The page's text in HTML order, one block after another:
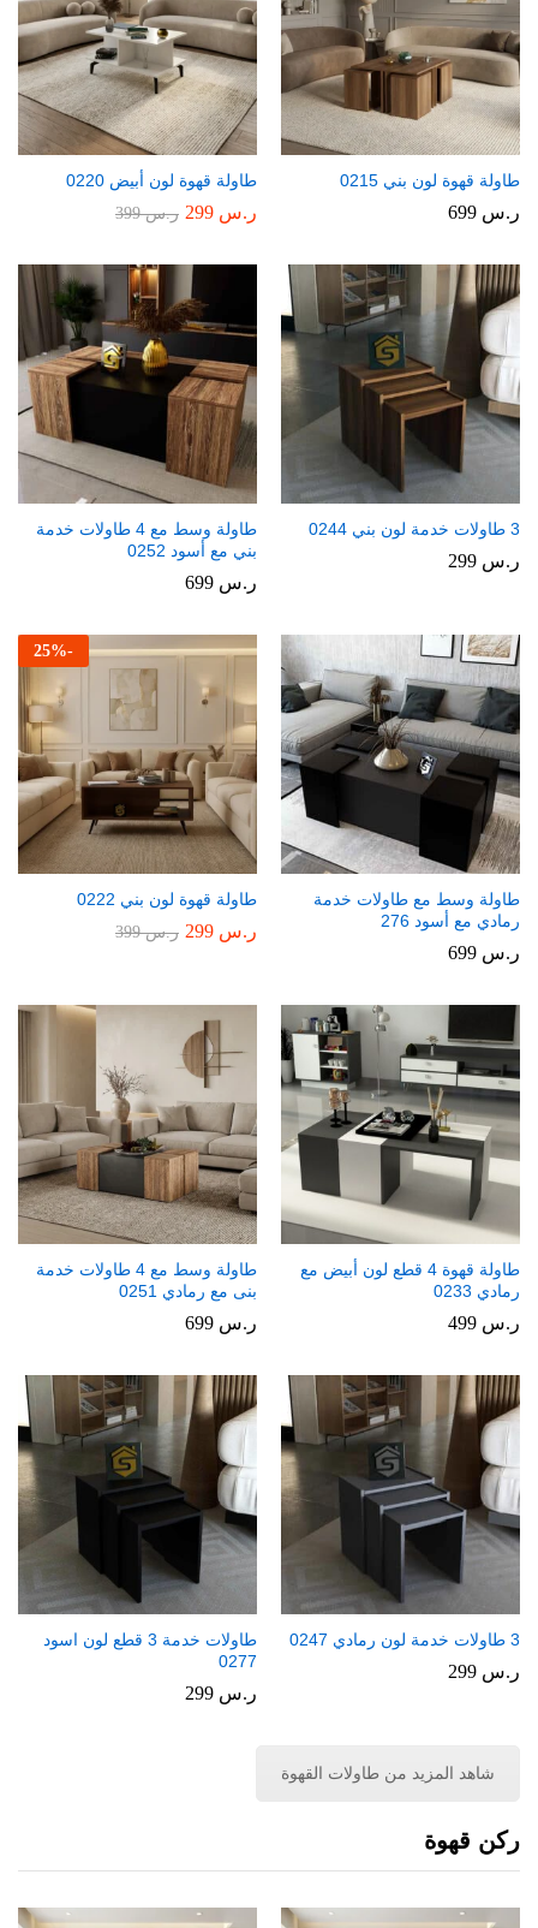
طاولة قهوة لون بني 0215
ر.س
طاولة قهوة لون أبيض 0220
ر.س ر.س399
3 طاولات خدمة لون بني 0244
ر.س
طاولة وسط مع 4 طاولات خدمة
بني مع أسود 0252
ر.س
طاولة وسط مع طاولات خدمة
رمادي مع أسود 276
ر.س
-
25%
طاولة قهوة لون بني 0222
ر.س ر.س399
طاولة قهوة 4 قطع لون أبيض مع
رمادي 0233
ر.س
طاولة وسط مع 4 طاولات خدمة
بنى مع رمادي 0251
ر.س
3 طاولات خدمة لون رمادي 0247
ر.س
طاولات خدمة 3 قطع لون اسود
0277
ر.س
شاهد المزيد من طاولات القهوة
ركن قهوة